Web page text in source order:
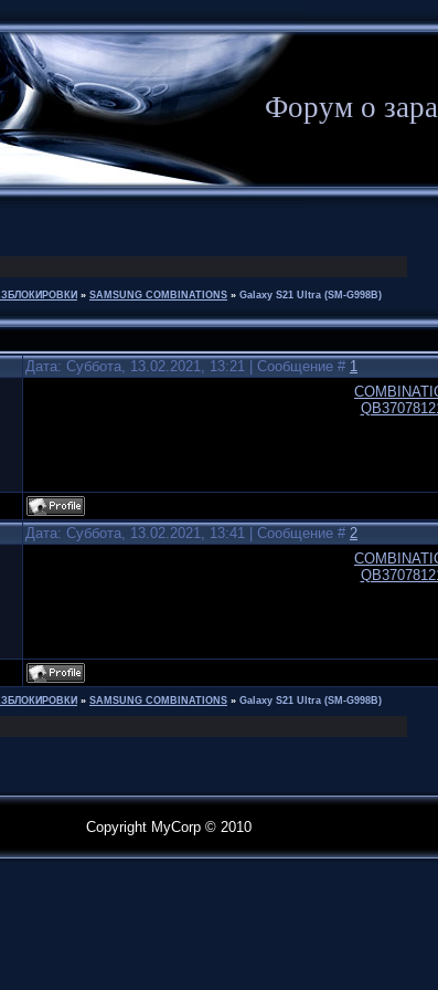
Форум о
» SAMSUNG COMBINATIONS » Galaxy S21 Ultra (SM-G998B)
Дата: Суббота, 13.02.2021, 13:21 | Сообщение # 1
Дата: Суббота, 13.02.2021, 13:41 | Сообщение # 2
» SAMSUNG COMBINATIONS » Galaxy S21 Ultra (SM-G998B)
Copyright MyCorp © 2010